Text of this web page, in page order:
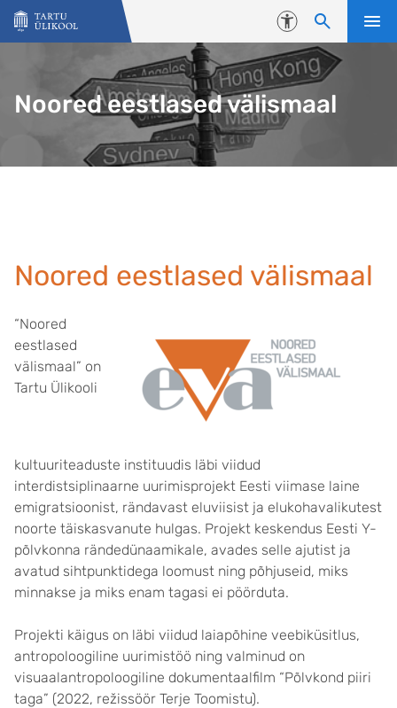
Liigu edasi põhisisu juurde
Juurdepääsetavus
Noored eestlased välismaal
Noored eestlased välismaal
“Noored
eestlased
välismaal” on
Tartu Ülikooli
kultuuriteaduste instituudis läbi viidud
interdistsiplinaarne uurimisprojekt Eesti viimase laine
emigratsioonist, rändavast eluviisist ja elukohavalikutest
noorte täiskasvanute hulgas. Projekt keskendus Eesti Y-
põlvkonna rändedünaamikale, avades selle ajutist ja
avatud sihtpunktidega loomust ning põhjuseid, miks
minnakse ja miks enam tagasi ei pöörduta.
Projekti käigus on läbi viidud laiapõhine veebiküsitlus,
antropoloogiline uurimistöö ning valminud on
visuaalantropoloogiline dokumentaalfilm “Põlvkond piiri
taga” (2022, režissöör Terje Toomistu).